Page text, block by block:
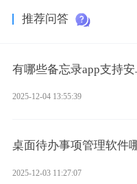
推荐问答
有哪些备忘录app支持
2025-12-04 13:55:39
桌面待办事项管理软件
2025-12-03 11:27:07